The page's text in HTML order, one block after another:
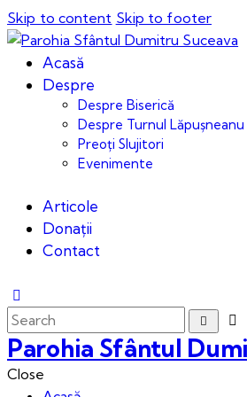
Skip to content Skip to footer
Acasă
Despre
Despre Biserică
Despre Turnul Lăpușneanu
Preoți Slujitori
Evenimente
Articole
Donații
Contact
Parohia Sfântul
Close